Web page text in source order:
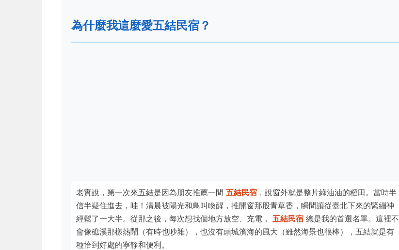
為什麼我這麼愛五結民宿？
老實說，第一次來五結是因為朋友推薦一間 五結民宿 ，說窗外就是整片綠油油的稻田。當時半
信半疑住進去，哇！清晨被陽光和鳥叫喚醒，推開窗那股青草香，瞬間讓從臺北下來的緊繃神
經鬆了一大半。從那之後，每次想找個地方放空、充電， 五結民宿 總是我的首選名單。這裡不
會像礁溪那樣熱鬧（有時也吵雜），也沒有頭城濱海的風大（雖然海景也很棒），五結就是有
種恰到好處的寧靜和便利。